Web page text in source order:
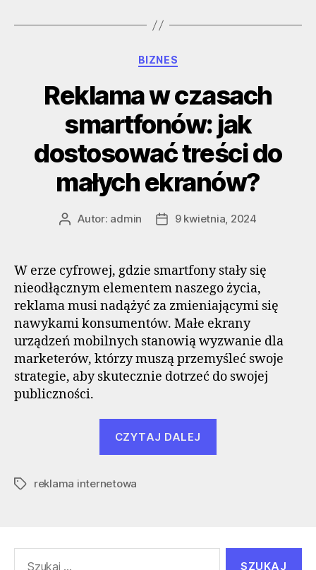
i
Kategorie
BIZNES
Reklama w czasach
smartfonów: jak
dostosować treści do
małych ekranów?
AutorAutor: admin
Data9 kwietnia, 2024
W erze cyfrowej, gdzie smartfony stały się
nieodłącznym elementem naszego życia,
reklama musi nadążyć za zmieniającymi się
nawykami konsumentów. Małe ekrany
urządzeń mobilnych stanowią wyzwanie dla
marketerów, którzy muszą przemyśleć swoje
strategie, aby skutecznie dotrzeć do swojej
publiczności.
CZYTAJ DALEJ
Tagireklama internetowa